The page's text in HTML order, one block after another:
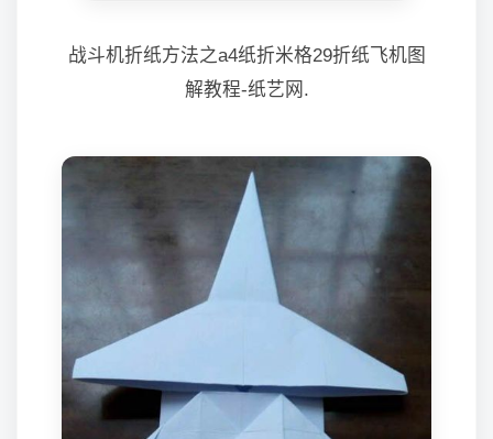
战斗机折纸方法之a4纸折米格29折纸飞机图
解教程-纸艺网.